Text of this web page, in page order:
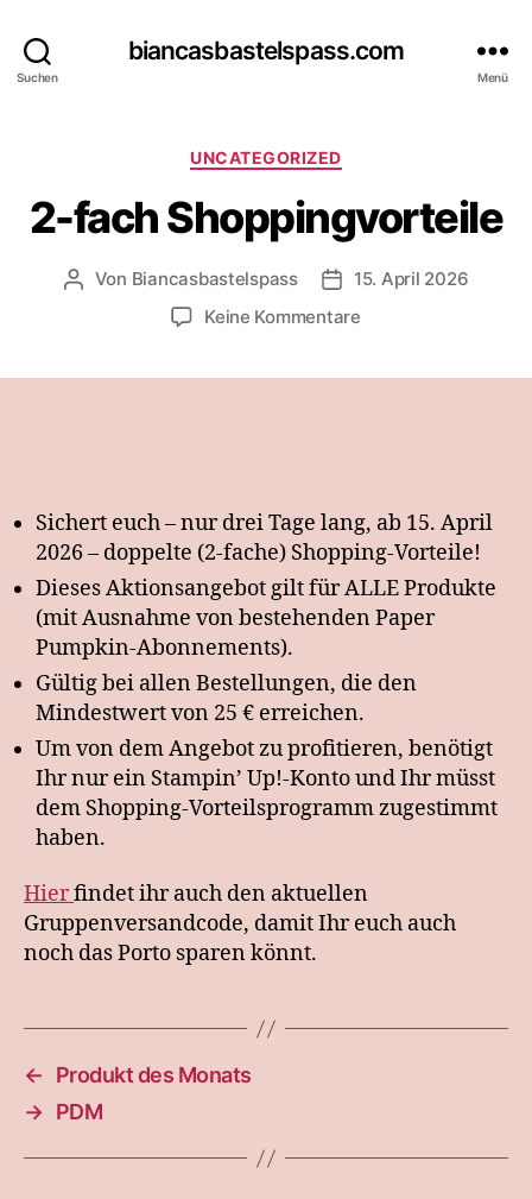
Suchen
biancasbastelspass.com
Menü
Kategorien
UNCATEGORIZED
2-fach Shoppingvorteile
Beitragsautor
Von Biancasbastelspass Beitragsdatum
15. April 2026
Keine Kommentarezu
Sichert euch – nur drei Tage lang, ab 15. April
2026 – doppelte (2-fache) Shopping-Vorteile!
Dieses Aktionsangebot gilt für ALLE Produkte
(mit Ausnahme von bestehenden Paper
Pumpkin-Abonnements).
Gültig bei allen Bestellungen, die den
Mindestwert von 25 € erreichen.
Um von dem Angebot zu profitieren, benötigt
Ihr nur ein Stampin’ Up!-Konto und Ihr müsst
dem Shopping-Vorteilsprogramm zugestimmt
haben.
Hierfindet ihr auch den aktuellen
Gruppenversandcode, damit Ihr euch auch
noch das Porto sparen könnt.
←
Produkt des Monats
→ PDM